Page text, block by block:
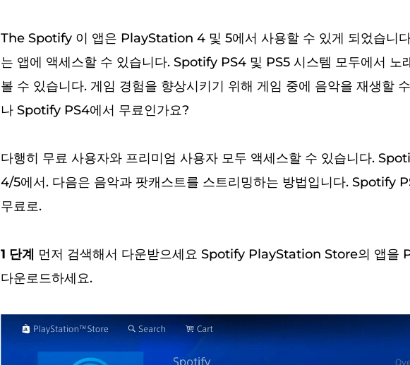
The Spotify 이 앱은 PlayStation 4 및 5에서 사용할 수 있게 되었습니
는 앱에 액세스할 수 있습니다. Spotify PS4 및 PS5 시스템 모두에서 노
볼 수 있습니다. 게임 경험을 향상시키기 위해 게임 중에 음악을 재생할
나 Spotify PS4에서 무료인가요?
다행히 무료 사용자와 프리미엄 사용자 모두 액세스할 수 있습니다.
4/5에서. 다음은 음악과 팟캐스트를 스트리밍하는 방법입니다. Spotify
무료로.
1 단계 먼저 검색해서 다운받으세요 Spotify PlayStation Store의 앱을
다운로드하세요.